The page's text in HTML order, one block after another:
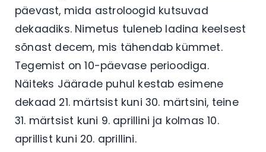
päevast, mida astroloogid kutsuvad
dekaadiks. Nimetus tuleneb ladina keelsest
sõnast decem, mis tähendab kümmet.
Tegemist on 10-päevase perioodiga.
Näiteks Jäärade puhul kestab esimene
dekaad 21. märtsist kuni 30. märtsini, teine
31. märtsist kuni 9. aprillini ja kolmas 10.
aprillist kuni 20. aprillini.